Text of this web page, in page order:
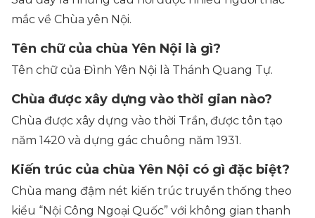
mắc về Chùa yên Nội.
Tên chữ của chùa Yên Nội là gì?
Tên chữ của Đình Yên Nội là Thánh Quang Tự.
Chùa được xây dựng vào thời gian nào?
Chùa được xây dựng vào thời Trần, được tôn tạo
năm 1420 và dựng gác chuông năm 1931.
Kiến trúc của chùa Yên Nội có gì đặc biệt?
Chùa mang đậm nét kiến trúc truyền thống theo
kiểu “Nội Công Ngoại Quốc” với không gian thanh